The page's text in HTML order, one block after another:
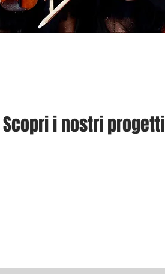
Scopri i nostri progetti